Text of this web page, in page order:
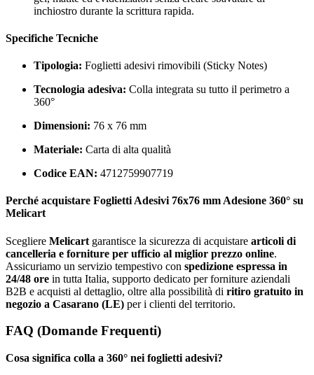
inchiostro durante la scrittura rapida.
Specifiche Tecniche
Tipologia: Foglietti adesivi rimovibili (Sticky Notes)
Tecnologia adesiva: Colla integrata su tutto il perimetro a
360°
Dimensioni: 76 x 76 mm
Materiale: Carta di alta qualità
Codice EAN: 4712759907719
Perché acquistare Foglietti Adesivi 76x76 mm Adesione 360° su
Melicart
Scegliere Melicart garantisce la sicurezza di acquistare articoli di
cancelleria e forniture per ufficio al miglior prezzo online.
Assicuriamo un servizio tempestivo con spedizione espressa in
24/48 ore in tutta Italia, supporto dedicato per forniture aziendali
B2B e acquisti al dettaglio, oltre alla possibilità di ritiro gratuito in
negozio a Casarano (LE) per i clienti del territorio.
FAQ (Domande Frequenti)
Cosa significa colla a 360° nei foglietti adesivi?